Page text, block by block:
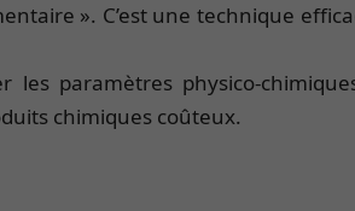
». C’est une technique
les paramètres physico-
chimiques coûteux.